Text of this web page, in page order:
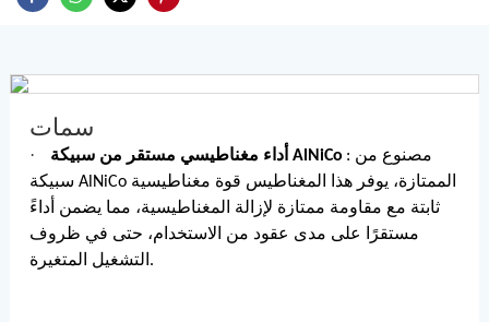
سمات
· أداء مغناطيسي مستقر من سبيكة AlNiCo : مصنوع من
سبيكة AlNiCo الممتازة، يوفر هذا المغناطيس قوة مغناطيسية
ثابتة مع مقاومة ممتازة لإزالة المغناطيسية، مما يضمن أداءً
مستقرًا على مدى عقود من الاستخدام، حتى في ظروف
التشغيل المتغيرة.